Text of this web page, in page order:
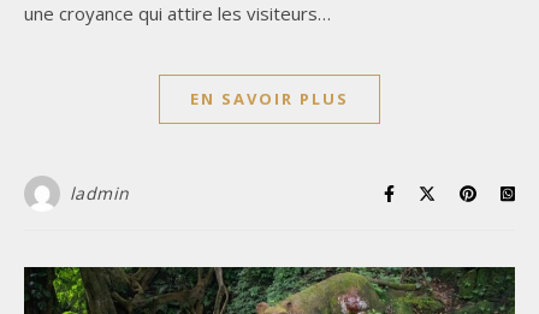
une croyance qui attire les visiteurs…
EN SAVOIR PLUS
ladmin